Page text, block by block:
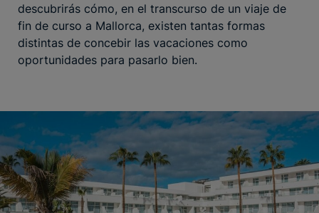
descubrirás cómo, en el transcurso de un viaje de
fin de curso a Mallorca, existen tantas formas
distintas de concebir las vacaciones como
oportunidades para pasarlo bien.